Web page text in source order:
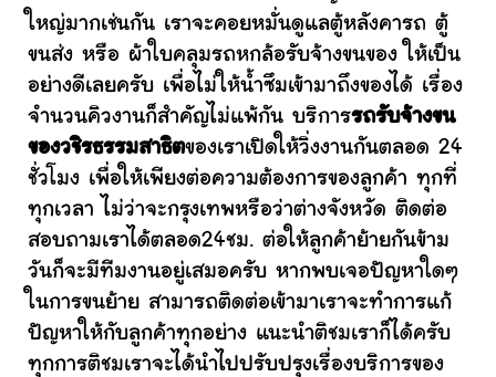
ใหญ่มากเช่นกัน เราจะคอยหมั่นดูแลตู้หลังคารถ ตู้
ขนส่ง หรือ ผ้าใบคลุมรถหกล้อรับจ้างขนของ ให้เป็น
อย่างดีเลยครับ เพื่อไม่ให้น้ำซึมเข้ามาถึงของได้ เรื่อง
จำนวนคิวงานก็สำคัญไม่แพ้กัน บริการรถรับจ้างขน
ของวชิรธรรมสาธิตของเราเปิดให้วิ่งงานกันตลอด 24
ชั่วโมง เพื่อให้เพียงต่อความต้องการของลูกค้า ทุกที่
ทุกเวลา ไม่ว่าจะกรุงเทพหรือว่าต่างจังหวัด ติดต่อ
สอบถามเราได้ตลอด24ชม. ต่อให้ลูกค้าย้ายกันข้าม
วันก็จะมีทีมงานอยู่เสมอครับ หากพบเจอปัญหาใดๆ
ในการขนย้าย สามารถติดต่อเข้ามาเราจะทำการแก้
ปัญหาให้กับลูกค้าทุกอย่าง แนะนำติชมเราก็ได้ครับ
ทุกการติชมเราจะได้นำไปปรับปรุงเรื่องบริการของ